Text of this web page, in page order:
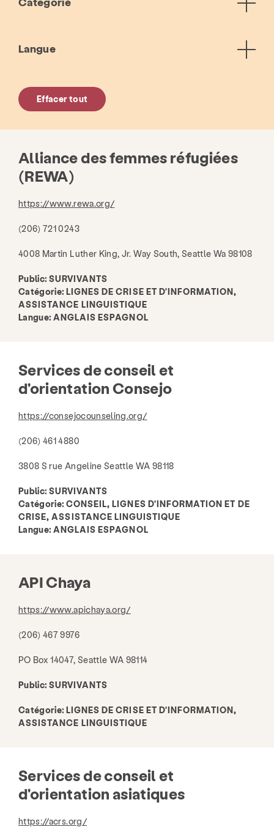
Langue
Effacer tout
Alliance des femmes réfugiées
(REWA)
https://www.rewa.org/
(206) 721 0243
4008 Martin Luther King, Jr. Way South, Seattle Wa 98108
Public: SURVIVANTS
Catégorie: LIGNES DE CRISE ET D'INFORMATION,
ASSISTANCE LINGUISTIQUE
Langue: ANGLAIS ESPAGNOL
Services de conseil et
d'orientation Consejo
https://consejocounseling.org/
(206) 461 4880
3808 S rue Angeline Seattle WA 98118
Public: SURVIVANTS
Catégorie: CONSEIL, LIGNES D'INFORMATION ET DE
CRISE, ASSISTANCE LINGUISTIQUE
Langue: ANGLAIS ESPAGNOL
API Chaya
https://www.apichaya.org/
(206) 467 9976
PO Box 14047, Seattle WA 98114
Public: SURVIVANTS
Catégorie: LIGNES DE CRISE ET D'INFORMATION,
ASSISTANCE LINGUISTIQUE
Services de conseil et
d'orientation asiatiques
https://acrs.org/